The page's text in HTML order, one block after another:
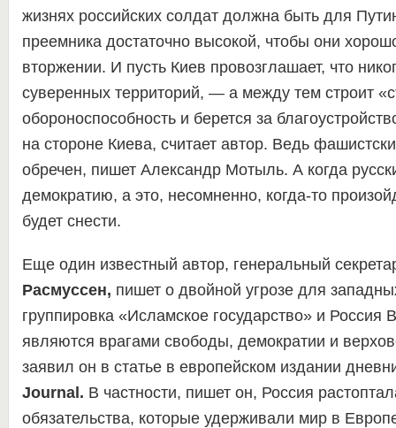
жизнях российских солдат должна быть для
преемника достаточно высокой, чтобы они
вторжении. И пусть Киев провозглашает, что
суверенных территорий, — а между тем строит
обороноспособность и берется за
на стороне Киева, считает автор. Ведь
обречен, пишет Александр Мотыль. А когда
демократию, а это, несомненно, когда-то
будет снести.
Еще один известный автор, генеральный
Расмуссен, пишет о двойной угрозе для
группировка «Исламское государство» и Россия
являются врагами свободы, демократии и
заявил он в статье в европейском издании
Journal. В частности, пишет он, Россия
обязательства, которые удерживали мир в